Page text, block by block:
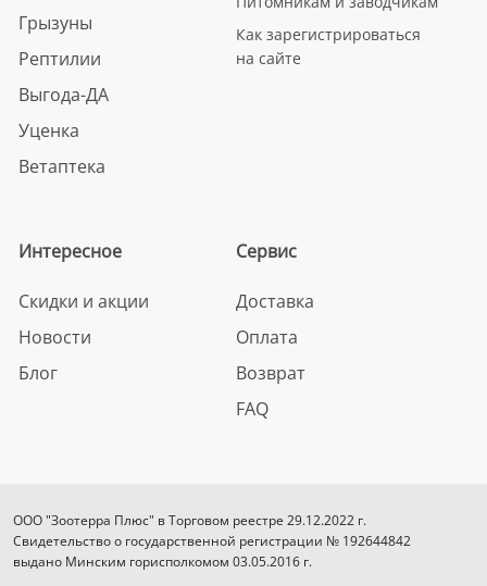
Грызуны
Рептилии
Выгода-ДА
Уценка
Ветаптека
Как зарегистрироваться
на сайте
Интересное
Скидки и акции
Новости
Блог
Сервис
Доставка
Оплата
Возврат
FAQ
ООО "Зоотерра Плюс" в Торговом реестре 29.12.2022 г.
Свидетельство о государственной регистрации № 192644842
выдано Минским горисполкомом 03.05.2016 г.